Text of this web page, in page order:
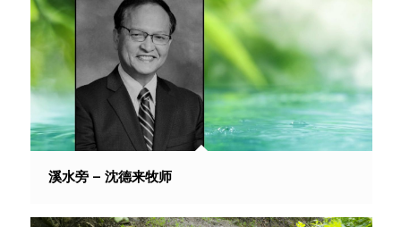
溪水旁 – 沈德来牧师